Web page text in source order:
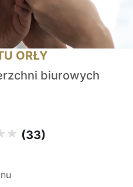
ORŁY
biurowych
(33)